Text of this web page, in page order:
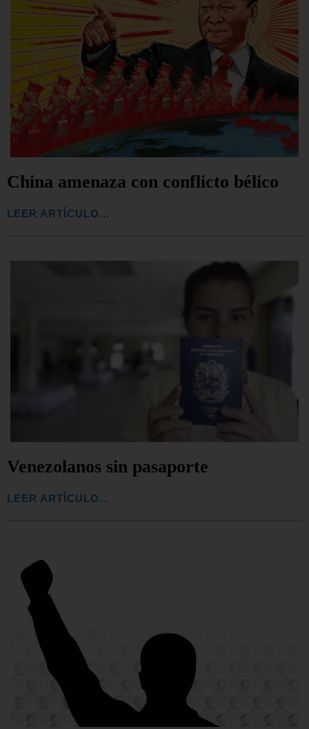
China amenaza con conflicto bélico
LEER ARTÍCULO...
Venezolanos sin pasaporte
LEER ARTÍCULO...